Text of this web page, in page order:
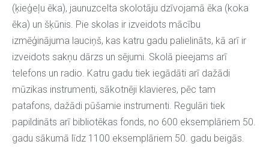
(ķieģeļu ēka), jaunuzcelta skolotāju dzīvojamā ēka (koka
ēka) un šķūnis. Pie skolas ir izveidots mācību
izmēģinājuma lauciņš, kas katru gadu palielināts, kā arī ir
izveidots sakņu dārzs un sējumi. Skolā pieejams arī
telefons un radio. Katru gadu tiek iegādāti arī dažādi
mūzikas instrumenti, sākotnēji klavieres, pēc tam
patafons, dažādi pūšamie instrumenti. Regulāri tiek
papildināts arī bibliotēkas fonds, no 600 eksemplāriem 50.
gadu sākumā līdz 1100 eksemplāriem 50. gadu beigās.